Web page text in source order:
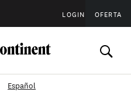
LOGIN OFERTA
Español